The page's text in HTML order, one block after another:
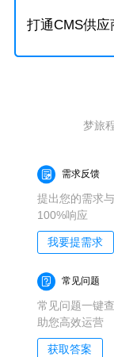
打通CMS供
梦旅
需求反馈
提出您的需求
100%响应
我要提需求
常见问题
常见问题一键查
助您高效运营
获取答案